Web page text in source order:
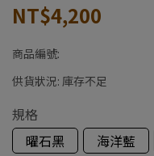
NT$4,200
商品編號:
供貨狀況: 庫存不足
規格
曜石黑
海洋藍